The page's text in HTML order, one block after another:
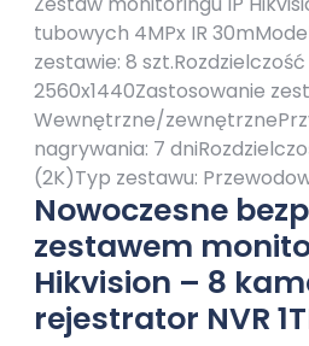
tubowych 4MPx IR
zestawie: 8
2560x1440Zastosowanie
Wewnętrzne/
nagrywania: 7
(2K)Typ zestawu:
Nowoczesne
zestawem
Hikvision – 8
rejestrator NVR